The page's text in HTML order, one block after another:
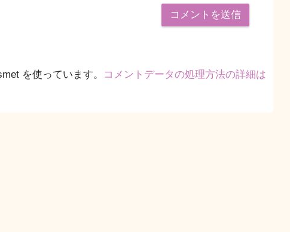
を使っています。
コメントデータの処理方法の詳細は